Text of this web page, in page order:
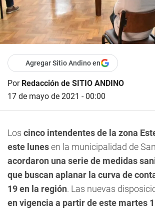
Agregar Sitio Andino en
Por Redacción de SITIO ANDINO
17 de mayo de 2021 - 00:00
Los cinco intendentes de la zona
este lunesen la municipalidad de
acordaron una serie de medidas
que buscan aplanar la curva de
19 en la región. Las nuevas
en vigencia a partir de este martes